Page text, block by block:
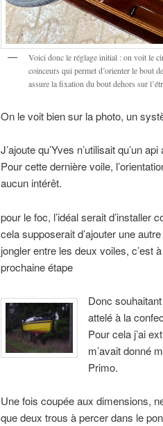
Voici donc le réglage initial : on voit le
coinceurs qui permet d’orienter le bout
assure la fixation du bout dehors sur
On le voit bien sur la photo, un
J’ajoute qu’Yves n’utilisait qu’un
Pour cette dernière voile,
aucun intérêt.
pour le foc, l’idéal serait d’installer
cela supposerait d’ajouter une
jongler entre les deux voiles, c’est
prochaine étape
Donc
attelé à la
Pour cela j’ai
m’avait donné
Primo.
Une fois coupée aux dimensions,
que deux trous à percer dans le